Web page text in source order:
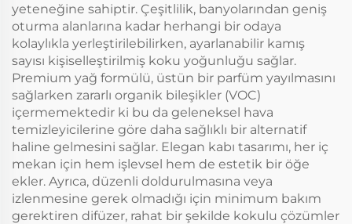
yeteneğine sahiptir. Çeşitlilik, banyolarından geniş
oturma alanlarına kadar herhangi bir odaya
kolaylıkla yerleştirilebilirken, ayarlanabilir kamış
sayısı kişiselleştirilmiş koku yoğunluğu sağlar.
Premium yağ formülü, üstün bir parfüm yayılmasını
sağlarken zararlı organik bileşikler (VOC)
içermemektedir ki bu da geleneksel hava
temizleyicilerine göre daha sağlıklı bir alternatif
haline gelmesini sağlar. Elegan kabı tasarımı, her iç
mekan için hem işlevsel hem de estetik bir öğe
ekler. Ayrıca, düzenli doldurulmasına veya
izlenmesine gerek olmadığı için minimum bakım
gerektiren difüzer, rahat bir şekilde kokulu çözümler